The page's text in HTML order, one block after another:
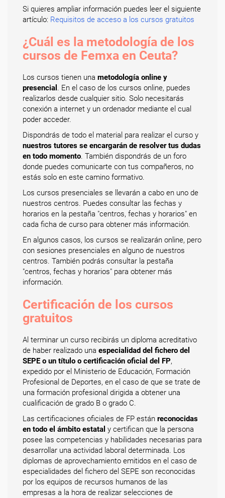
Si quieres ampliar información puedes leer el siguiente
artículo: Requisitos de acceso a los cursos gratuitos
¿Cuál es la metodología de los
cursos de Femxa en Ceuta?
Los cursos tienen una metodología online y
presencial . En el caso de los cursos online, puedes
realizarlos desde cualquier sitio. Solo necesitarás
conexión a internet y un ordenador mediante el cual
poder acceder.
Dispondrás de todo el material para realizar el curso y
nuestros tutores se encargarán de resolver tus dudas
en todo momento. También dispondrás de un foro
donde puedes comunicarte con tus compañeros, no
estás solo en este camino formativo.
Los cursos presenciales se llevarán a cabo en uno de
nuestros centros. Puedes consultar las fechas y
horarios en la pestaña "centros, fechas y horarios" en
cada ficha de curso para obtener más información.
En algunos casos, los cursos se realizarán online, pero
con sesiones presenciales en alguno de nuestros
centros. También podrás consultar la pestaña
"centros, fechas y horarios" para obtener más
información.
Certificación de los cursos
gratuitos
Al terminar un curso recibirás un diploma acreditativo
de haber realizado una especialidad del fichero del
SEPE o un título o certificación oficial del FP,
expedido por el Ministerio de Educación, Formación
Profesional de Deportes, en el caso de que se trate de
una formación profesional dirigida a obtener una
cualificación de grado B o grado C.
Las certificaciones oficiales de FP están reconocidas
en todo el ámbito estatal y certifican que la persona
posee las competencias y habilidades necesarias para
desarrollar una actividad laboral determinada. Los
diplomas de aprovechamiento emitidos en el caso de
especialidades del fichero del SEPE son reconocidas
por los equipos de recursos humanos de las
empresas a la hora de realizar selecciones de